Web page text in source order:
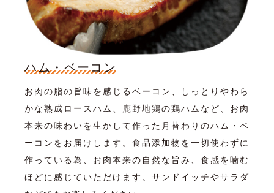
ハム・ベーコン
お肉の脂の旨味を感じるベーコン、しっとりやわら
かな熟成ロースハム、鹿野地鶏の鶏ハムなど、お肉
本来の味わいを生かして作った月替わりのハム・ベ
ーコンをお届けします。食品添加物を一切使わずに
作っている為、お肉本来の自然な旨み、食感を噛む
ほどに感じていただけます。サンドイッチやサラダ